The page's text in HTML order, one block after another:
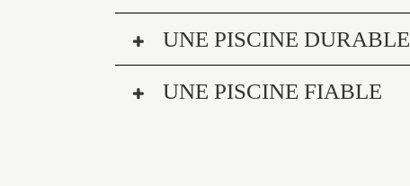
UNE PISCINE DURABLE
UNE PISCINE FIABLE